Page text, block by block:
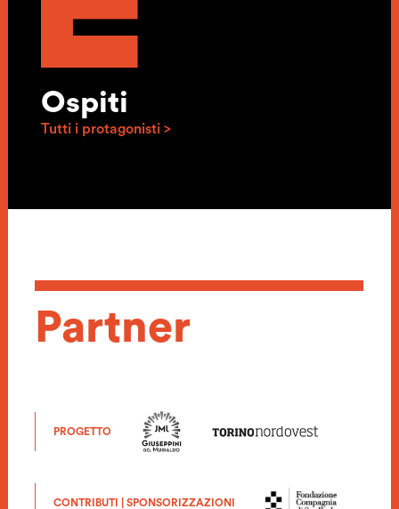
Ospiti
Tutti i protagonisti >
Partner
PROGETTO
CONTRIBUTI | SPONSORIZZAZIONI